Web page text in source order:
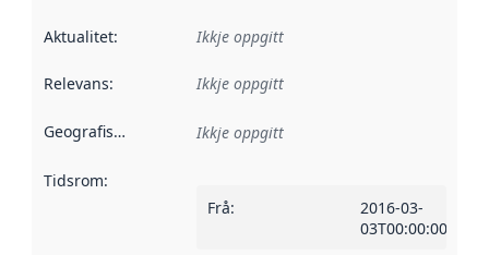
Aktualitet: Ikkje oppgitt
Relevans: Ikkje oppgitt
Geografisk område Ikkje oppgitt
Tidsrom:
Frå:
2016-03-
03T00:00:00Z